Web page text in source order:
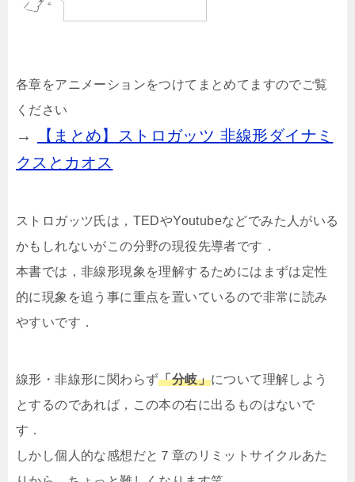
各章をアニメーションをつけてまとめてますのでご覧
ください
→
【まとめ】ストロガッツ 非線形ダイナミ
クスとカオス
ストロガッツ氏は，TEDやYoutubeなどでみた人がいる
かもしれないがこの分野の現役先導者です．
本書では，非線形現象を理解するためにはまずは定性
的に現象を追う事に重点を置いているので非常に読み
やすいです．
線形・非線形に関わらず「分岐」について理解しよう
とするのであれば，この本の右に出るものはないで
す．
しかし個人的な感想だと７章のリミットサイクルあた